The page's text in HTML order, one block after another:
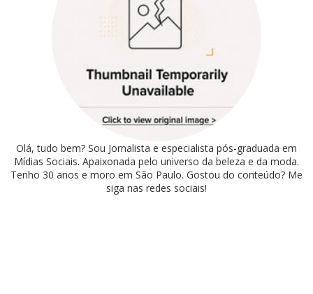
Olá, tudo bem? Sou Jornalista e especialista pós-graduada em
Mídias Sociais. Apaixonada pelo universo da beleza e da moda.
Tenho 30 anos e moro em São Paulo. Gostou do conteúdo? Me
siga nas redes sociais!